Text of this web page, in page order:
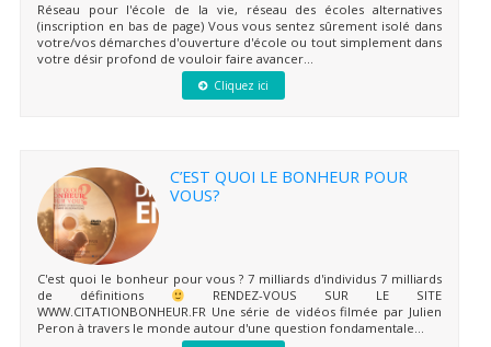
Réseau pour l'école de la vie, réseau des écoles alternatives
(inscription en bas de page) Vous vous sentez sûrement isolé dans
votre/vos démarches d'ouverture d'école ou tout simplement dans
votre désir profond de vouloir faire avancer...
Cliquez ici
C’EST QUOI LE BONHEUR POUR
VOUS?
C'est quoi le bonheur pour vous ? 7 milliards d'individus 7 milliards
de définitions
RENDEZ-VOUS SUR LE SITE
WWW.CITATIONBONHEUR.FR Une série de vidéos filmée par Julien
Peron à travers le monde autour d'une question fondamentale...